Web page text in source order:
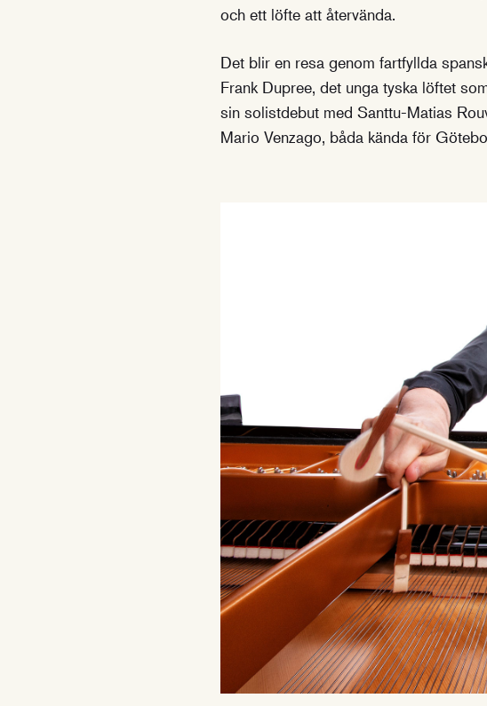
och ett löfte att återvända.
Det blir en resa genom fartfyllda
Frank Dupree, det unga tyska löftet
sin solistdebut med Santtu-Matias
Mario Venzago, båda kända för